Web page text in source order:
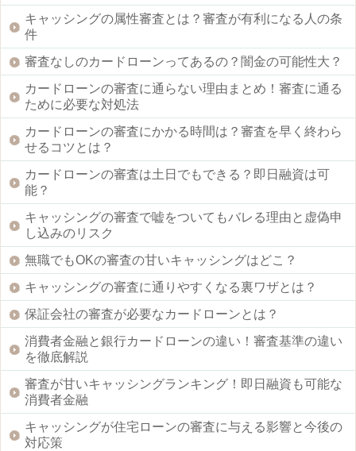
キャッシングの属性審査とは？審査が有利になる人の条
件
審査なしのカードローンってあるの？闇金の可能性大？
カードローンの審査に通らない理由まとめ！審査に通る
ために必要な対処法
カードローンの審査にかかる時間は？審査を早く終わら
せるコツとは？
カードローンの審査は土日でもできる？即日融資は可
能？
キャッシングの審査で嘘をついてもバレる理由と虚偽申
し込みのリスク
無職でもOKの審査の甘いキャッシングはどこ？
キャッシングの審査に通りやすくなる裏ワザとは？
保証会社の審査が必要なカードローンとは？
消費者金融と銀行カードローンの違い！審査基準の違い
を徹底解説
審査が甘いキャッシングランキング！即日融資も可能な
消費者金融
キャッシングが住宅ローンの審査に与える影響と今後の
対応策